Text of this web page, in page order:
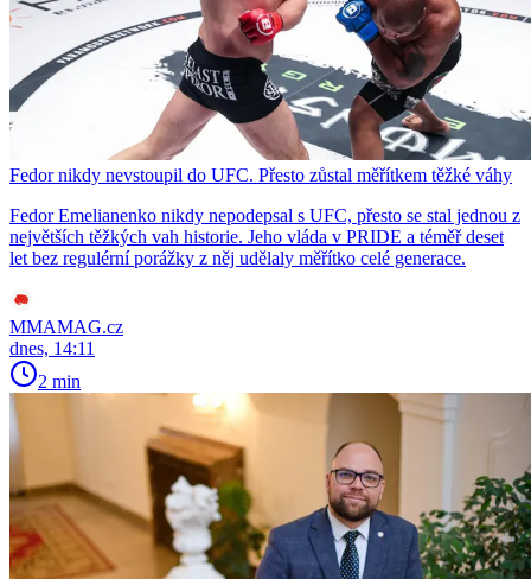
Fedor nikdy nevstoupil do UFC. Přesto zůstal měřítkem těžké váhy
Fedor Emelianenko nikdy nepodepsal s UFC, přesto se stal jednou z
největších těžkých vah historie. Jeho vláda v PRIDE a téměř deset
let bez regulérní porážky z něj udělaly měřítko celé generace.
MMAMAG.cz
dnes, 14:11
2 min